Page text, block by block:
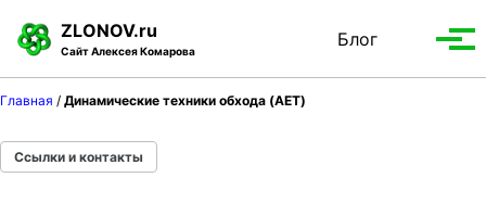
p
o
p
p
o
c
p
o
f
ZLONOV.ru
Сайт Алексея Комарова
Блог
Toggle
Главная / Динамические техники обхода (AET)
Ссылки и контакты